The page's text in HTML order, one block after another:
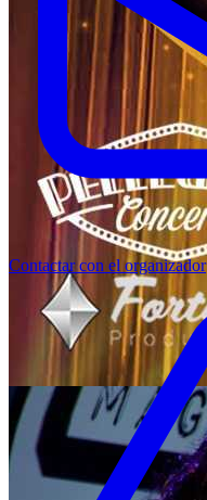
Contactar con el organizador